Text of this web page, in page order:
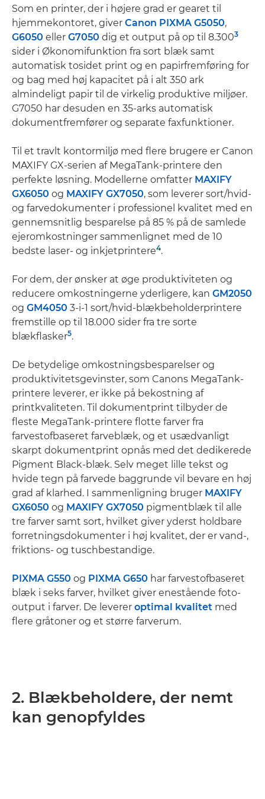
Som en printer, der i højere grad er gearet til
hjemmekontoret, giver Canon PIXMA G5050,
G6050 eller G7050 dig et output på op til 8.3003
sider i Økonomifunktion fra sort blæk samt
automatisk tosidet print og en papirfremføring for
og bag med høj kapacitet på i alt 350 ark
almindeligt papir til de virkelig produktive miljøer.
G7050 har desuden en 35-arks automatisk
dokumentfremfører og separate faxfunktioner.
Til et travlt kontormiljø med flere brugere er Canon
MAXIFY GX-serien af MegaTank-printere den
perfekte løsning. Modellerne omfatter MAXIFY
GX6050 og MAXIFY GX7050, som leverer sort/hvid-
og farvedokumenter i professionel kvalitet med en
gennemsnitlig besparelse på 85 % på de samlede
ejeromkostninger sammenlignet med de 10
bedste laser- og inkjetprintere4.
For dem, der ønsker at øge produktiviteten og
reducere omkostningerne yderligere, kan GM2050
og GM4050 3-i-1 sort/hvid-blækbeholderprintere
fremstille op til 18.000 sider fra tre sorte
blækflasker5.
De betydelige omkostningsbesparelser og
produktivitetsgevinster, som Canons MegaTank-
printere leverer, er ikke på bekostning af
printkvaliteten. Til dokumentprint tilbyder de
fleste MegaTank-printere flotte farver fra
farvestofbaseret farveblæk, og et usædvanligt
skarpt dokumentprint opnås med det dedikerede
Pigment Black-blæk. Selv meget lille tekst og
hvide tegn på farvede baggrunde vil bevare en høj
grad af klarhed. I sammenligning bruger MAXIFY
GX6050 og MAXIFY GX7050 pigmentblæk til alle
tre farver samt sort, hvilket giver yderst holdbare
forretningsdokumenter i høj kvalitet, der er vand-,
friktions- og tuschbestandige.
PIXMA G550 og PIXMA G650 har farvestofbaseret
blæk i seks farver, hvilket giver enestående foto-
output i farver. De leverer optimal kvalitet med
flere gråtoner og et større farverum.
2. Blækbeholdere, der nemt
kan genopfyldes